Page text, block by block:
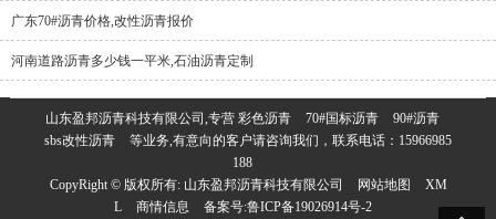
广东70#沥青价格,改性沥青报价
河南道路沥青多少钱一平米,石油沥青定制
山东盈邦沥青科技有限公司,专营 彩色沥青 70#国标沥青
90#沥青
sbs改性沥青
等业务,有意向的客户请咨询我们，联系电话： 15966985
188
CopyRight © 版权所有: 山东盈邦沥青科技有限公司 网站地图
XM
L
商情信息 备案号:鲁ICP备19026914号-2